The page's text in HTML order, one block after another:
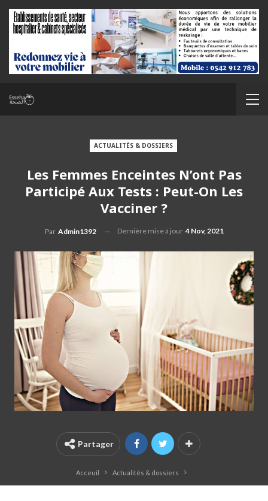
ACTUALITÉS & DOSSIERS
Les Femmes Enceintes N’ont Pas
Participé Aux Tests : Peut-On Les
Vacciner ?
Par Admin1392 Dernière mise à jour 4 Nov, 2021
Partager
Acceuil Actualités & dossiers